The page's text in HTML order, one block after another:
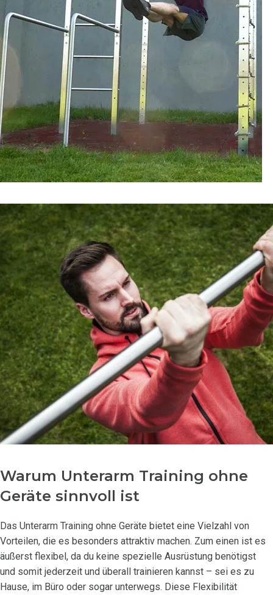
Warum Unterarm Training ohne
Geräte sinnvoll ist
Das Unterarm Training ohne Geräte bietet eine Vielzahl von
Vorteilen, die es besonders attraktiv machen. Zum einen ist es
äußerst flexibel, da du keine spezielle Ausrüstung benötigst
und somit jederzeit und überall trainieren kannst – sei es zu
Hause, im Büro oder sogar unterwegs. Diese Flexibilität